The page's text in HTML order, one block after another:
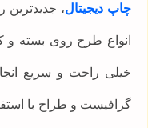
چاپ دیجیتال،
انواع طرح روی بسته و
خیلی راحت و سریع
گرافیست و طراح با